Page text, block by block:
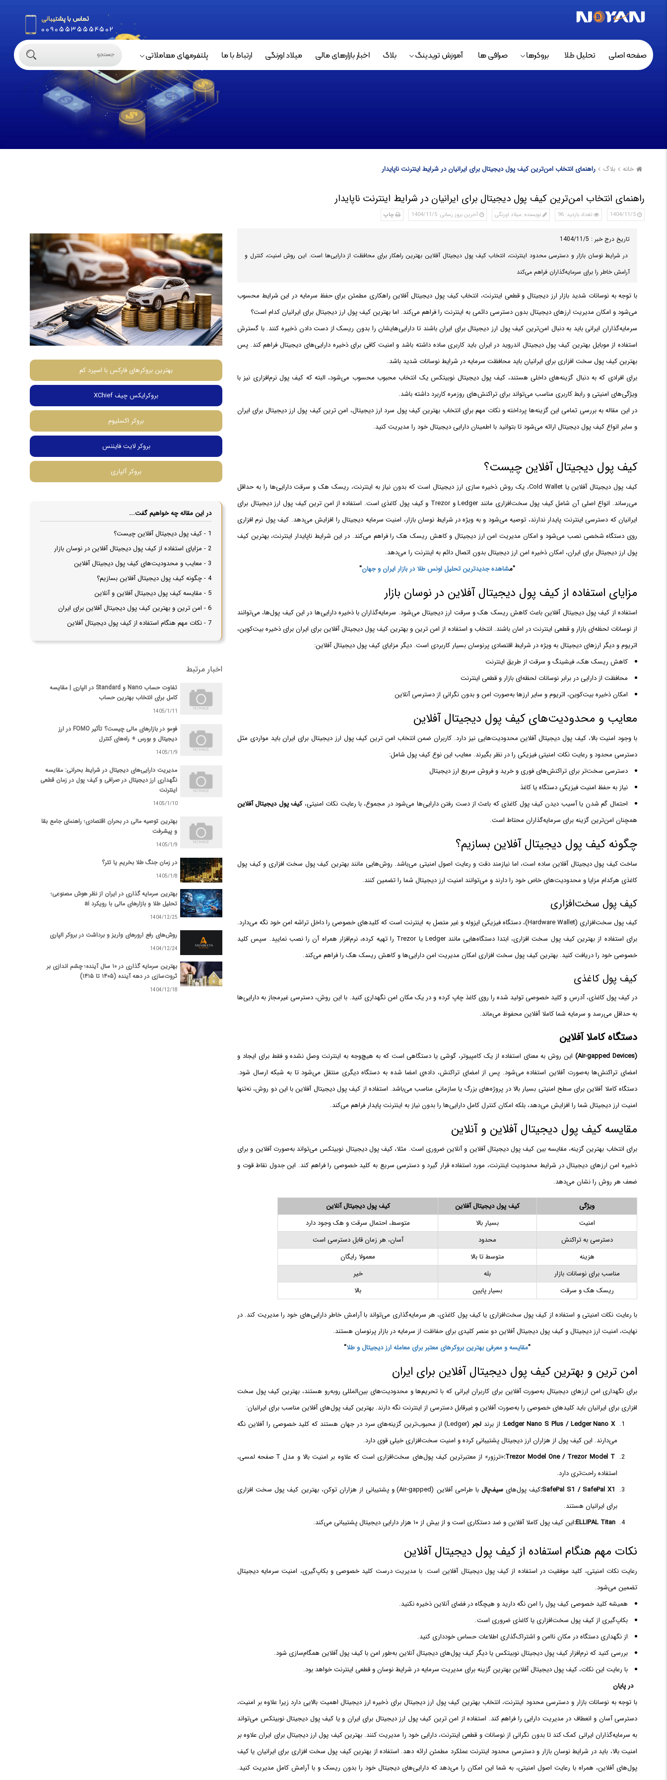
تماس با پشتیبانی
00905535554502
صفحه اصلی تحلیل طلا بروکرها صرافی ها آموزش تریدینگ بلاگ اخبار بازارهای مالی میلاد اورنگی ارتباط با ما پلتفرمهای معاملاتی
خانه بلاگ راهنمای انتخاب امن‌ترین کیف پول دیجیتال برای ایرانیان در شرایط اینترنت ناپایدار
راهنمای انتخاب امن‌ترین کیف پول دیجیتال برای ایرانیان در شرایط اینترنت ناپایدار
1404/11/5 تعداد بازدید: 96 نویسنده: میلاد اورنگی آخرین بروز رسانی: 1404/11/5 چاپ
بهترین بروکرهای فارکس با اسپرد کم
بروکرایکس چیف XChief
بروکر اکسلیوم
بروکر لایت فایننس
بروکر آلپاری
در این مقاله چه خواهیم گفت...
1 - کیف پول دیجیتال آفلاین چیست؟
2 - مزایای استفاده از کیف پول دیجیتال آفلاین در نوسان بازار
3 - معایب و محدودیت‌های کیف پول دیجیتال آفلاین
4 - چگونه کیف پول دیجیتال آفلاین بسازیم؟
5 - مقایسه کیف پول دیجیتال آفلاین و آنلاین
6 - امن ترین و بهترین کیف پول دیجیتال آفلاین برای ایران
7 - نکات مهم هنگام استفاده از کیف پول دیجیتال آفلاین
اخبار مرتبط
تفاوت حساب‌ Nano و Standard در الپاری | مقایسه
کامل برای انتخاب بهترین حساب
1405/1/11
فومو در بازارهای مالی چیست؟ تأثیر FOMO در ارز
دیجیتال و بورس + راه‌های کنترل
1405/1/9
مدیریت دارایی‌های دیجیتال در شرایط بحرانی: مقایسه
نگهداری ارز دیجیتال در صرافی و کیف پول در زمان قطعی
اینترنت
1405/1/10
بهترین توصیه مالی در بحران اقتصادی؛ راهنمای جامع بقا
و پیشرفت
1405/1/9
در زمان جنگ طلا بخریم یا تتر؟
1405/1/8
بهترین سرمایه گذاری در ایران از نظر هوش مصنوعی؛
تحلیل طلا و بازارهای مالی با رویکرد ai
1404/12/25
روش‌های رفع ارورهای واریز و برداشت در بروکر الپاری
1404/12/24
بهترین سرمایه گذاری در ۱۰ سال آینده؛ چشم اندازی بر
ثروت‌سازی در دهه آینده (۱۴۰۵ تا ۱۴۱۵)
1404/12/18
تاریخ درج خبر : 1404/11/5
در شرایط نوسان بازار و دسترسی محدود اینترنت، انتخاب کیف پول دیجیتال آفلاین بهترین راهکار برای محافظت از دارایی‌ها است. این روش امنیت، کنترل و
آرامش خاطر را برای سرمایه‌گذاران فراهم می‌کند
با توجه به نوسانات شدید بازار ارز دیجیتال و قطعی اینترنت، انتخاب کیف پول دیجیتال آفلاین راهکاری مطمئن برای حفظ سرمایه در این شرایط محسوب
می‌شود و امکان مدیریت ارزهای دیجیتال بدون دسترسی دائمی به اینترنت را فراهم می‌کند. اما بهترین کیف پول ارز دیجیتال برای ایرانیان کدام است؟
سرمایه‌گذاران ایرانی باید به دنبال امن‌ترین کیف پول ارز دیجیتال برای ایران باشند تا دارایی‌هایشان را بدون ریسک از دست دادن ذخیره کنند. با گسترش
استفاده از موبایل بهترین کیف پول دیجیتال اندروید در ایران باید کاربری ساده داشته باشد و امنیت کافی برای ذخیره دارایی‌های دیجیتال فراهم کند. پس
بهترین کیف پول سخت افزاری برای ایرانیان باید محافظت سرمایه در شرایط نوسانات شدید باشد.
برای افرادی که به دنبال گزینه‌های داخلی هستند، کیف پول دیجیتال نوبیتکس یک انتخاب محبوب محسوب می‌شود، البته که کیف پول نرم‌افزاری نیز با
ویژگی‌های امنیتی و رابط کاربری مناسب می‌تواند برای تراکنش‌های روزمره کاربرد داشته باشد.
در این مقاله به بررسی تمامی این گزینه‌ها پرداخته و نکات مهم برای انتخاب بهترین کیف پول سرد ارز دیجیتال، امن‌ ترین کیف پول ارز دیجیتال برای ایران
و سایر انواع کیف پول دیجیتال ارائه می‌شود تا بتوانید با اطمینان دارایی دیجیتال خود را مدیریت کنید.
کیف پول دیجیتال آفلاین چیست؟
کیف پول دیجیتال آفلاین یا Cold Wallet، یک روش ذخیره سازی ارز دیجیتال است که بدون نیاز به اینترنت، ریسک هک و سرقت دارایی‌ها را به حداقل
می‌رساند. انواع اصلی آن شامل کیف پول سخت‌افزاری مانند Ledger و Trezor و کیف پول کاغذی است. استفاده از امن ترین کیف پول ارز دیجیتال برای
ایرانیان که دسترسی اینترنت پایدار ندارند، توصیه می‌شود و به ویژه در شرایط نوسان بازار، امنیت سرمایه دیجیتال را افزایش می‌دهد. کیف پول نرم افزاری
روی دستگاه شخصی نصب می‌شود و امکان مدیریت امن ارز دیجیتال و کاهش ریسک هک را فراهم می‌کند. در این شرایط ناپایدار اینترنت، بهترین کیف
پول ارز دیجیتال برای ایران، امکان ذخیره امن ارز دیجیتال بدون اتصال دائم به اینترنت را می‌دهد.
"مشاهده جدیدترین تحلیل اونس طلا در بازار ایران و جهان"
مزایای استفاده از کیف پول دیجیتال آفلاین در نوسان بازار
استفاده از کیف پول دیجیتال آفلاین باعث کاهش ریسک هک و سرقت ارز دیجیتال می‌شود. سرمایه‌گذاران با ذخیره دارایی‌ها در این کیف پول‌ها، می‌توانند
از نوسانات لحظه‌ای بازار و قطعی اینترنت در امان باشند. انتخاب و استفاده از امن ترین و بهترین کیف پول دیجیتال آفلاین برای ایران برای ذخیره بیت‌کوین،
اتریوم و دیگر ارزهای دیجیتال به ویژه در شرایط اقتصادی پرنوسان بسیار کاربردی است. دیگر مزایای کیف پول دیجیتال آفلاین:
کاهش ریسک هک، فیشینگ و سرقت از طریق اینترنت
محافظت از دارایی در برابر نوسانات لحظه‌ای بازار و قطعی اینترنت
امکان ذخیره بیت‌کوین، اتریوم و سایر ارزها به‌صورت امن و بدون نگرانی از دسترسی آنلاین
معایب و محدودیت‌های کیف پول دیجیتال آفلاین
با وجود امنیت بالا، کیف پول دیجیتال آفلاین محدودیت‌هایی نیز دارد. کاربران ضمن انتخاب امن ترین کیف پول ارز دیجیتال برای ایران باید مواردی مثل
دسترسی محدود و رعایت نکات امنیتی فیزیکی را در نظر بگیرند. معایب این نوع کیف پول شامل:
دسترسی سخت‌تر برای تراکنش‌های فوری و خرید و فروش سریع ارز دیجیتال
نیاز به حفظ امنیت فیزیکی دستگاه یا کاغذ
احتمال گم شدن یا آسیب دیدن کیف پول کاغذی که باعث از دست رفتن دارایی‌ها می‌شود در مجموع، با رعایت نکات امنیتی،کیف پول دیجیتال آفلاین
همچنان امن‌ترین گزینه برای سرمایه‌گذاران محتاط است.
چگونه کیف پول دیجیتال آفلاین بسازیم؟
ساخت کیف پول دیجیتال آفلاین ساده است، اما نیازمند دقت و رعایت اصول امنیتی می‌باشد. روش‌هایی مانند بهترین کیف پول سخت افزاری و کیف پول
کاغذی هرکدام مزایا و محدودیت‌های خاص خود را دارند و می‌توانند امنیت ارز دیجیتال شما را تضمین کنند.
کیف پول سخت‌افزاری
کیف پول سخت‌افزاری (Hardware Wallet)، دستگاه فیزیکی ایزوله و غیر متصل به اینترنت است که کلیدهای خصوصی را داخل تراشه امن خود نگه می‌دارد.
برای استفاده از بهترین کیف پول سخت افزاری، ابتدا دستگاه‌هایی مانند Ledger یا Trezor را تهیه کرده، نرم‌افزار همراه آن را نصب نمایید. سپس کلید
خصوصی خود را دریافت کنید. بهترین کیف پول سخت افزاری امکان مدیریت امن دارایی‌ها و کاهش ریسک هک را فراهم می‌کند.
کیف پول کاغذی
در کیف پول کاغذی، آدرس و کلید خصوصی تولید شده را روی کاغذ چاپ کرده و در یک مکان امن نگهداری کنید. با این روش، دسترسی غیرمجاز به دارایی‌ها
به حداقل می‌رسد و سرمایه شما کاملا آفلاین محفوظ می‌ماند.
دستگاه کاملا آفلاین
(Air‑gapped Devices)
این روش به معنای استفاده از یک کامپیوتر، گوشی یا دستگاهی است که به هیچ‌وجه به اینترنت وصل نشده و فقط برای ایجاد و
امضای تراکنش‌ها به‌صورت آفلاین استفاده می‌شود. پس از امضای تراکنش، داده‌ی امضا شده به دستگاه دیگری منتقل می‌شود تا به شبکه ارسال شود.
دستگاه کاملا آفلاین برای سطح امنیتی بسیار بالا در پروژه‌های بزرگ یا سازمانی مناسب می‌باشد. استفاده از کیف پول دیجیتال آفلاین با این دو روش، نه‌تنها
امنیت ارز دیجیتال شما را افزایش می‌دهد، بلکه امکان کنترل کامل دارایی‌ها را بدون نیاز به اینترنت پایدار فراهم می‌کند.
مقایسه کیف پول دیجیتال آفلاین و آنلاین
برای انتخاب بهترین گزینه، مقایسه بین کیف پول دیجیتال آفلاین و آنلاین ضروری است. مثلا، کیف پول دیجیتال نوبیتکس می‌تواند به‌صورت آفلاین و برای
ذخیره امن ارزهای دیجیتال در شرایط محدودیت اینترنت، مورد استفاده قرار گیرد و دسترسی سریع به کلید خصوصی را فراهم کند. این جدول نقاط قوت و
ضعف هر روش را نشان می‌دهد.
ویژگی کیف پول دیجیتال آفلاین
کیف پول دیجیتال آنلاین
امنیت
بسیار بالا
متوسط، احتمال سرقت و هک وجود دارد
دسترسی به تراکنش
محدود
آسان، هر زمان قابل دسترسی است
هزینه
متوسط تا بالا
معمولا رایگان
مناسب برای نوسانات بازار
بله
خیر
ریسک هک و سرقت
بسیار پایین بالا
با رعایت نکات امنیتی و استفاده از کیف پول سخت‌افزاری یا کیف پول کاغذی، هر سرمایه‌گذاری می‌تواند با آرامش خاطر دارایی‌های خود را مدیریت کند. در
نهایت، امنیت ارز دیجیتال و کیف پول دیجیتال آفلاین دو عنصر کلیدی برای حفاظت از سرمایه در بازار پرنوسان هستند.
"مقایسه و معرفی بهترین بروکرهای معتبر برای معامله ارز دیجیتال و طلا"
امن ترین و بهترین کیف پول دیجیتال آفلاین برای ایران
برای نگهداری امن ارزهای دیجیتال به‌صورت آفلاین برای کاربران ایرانی که با تحریم‌ها و محدودیت‌های بین‌المللی روبه‌رو هستند، بهترین کیف پول سخت
افزاری برای ایرانیان باید کلیدهای خصوصی را به‌صورت آفلاین و غیرقابل دسترسی از اینترنت نگه دارند. بهترین کیف پول‌های آفلاین مناسب برای ایرانیان:
Ledger Nano S Plus / Ledger Nano X:
از برندلجر
(Ledger) از محبوب‌ترین گزینه‌های سرد در جهان هستند که کلید خصوصی را آفلاین نگه
می‌دارند. این کیف پول از هزاران ارز دیجیتال پشتیبانی کرده و امنیت سخت‌افزاری خیلی قوی دارد.
Trezor Model One / Trezor Model T:
«ترزور» از معتبرترین کیف پول‌های سخت‌افزاری است که علاوه بر امنیت بالا و مدل T صفحه لمسی،
استفاده‌ راحت‌تری دارد.
کیف پول‌هایسیف‌پال
با طراحی آفلاین (Air‑gapped) و پشتیبانی از هزاران توکن، بهترین کیف پول سخت افزاری
برای ایرانیان هستند.
این کیف پول کاملا آفلاین و ضد دستکاری است و از بیش از ۱۰ هزار دارایی دیجیتال پشتیبانی می‌کند.
نکات مهم هنگام استفاده از کیف پول دیجیتال آفلاین
رعایت نکات امنیتی، کلید موفقیت در استفاده از کیف پول دیجیتال آفلاین است. با مدیریت درست کلید خصوصی و بکاپ‌گیری، امنیت سرمایه دیجیتال
تضمین می‌شود.
همیشه کلید خصوصی کیف پول را امن نگه دارید و هیچگاه در فضای آنلاین ذخیره نکنید.
بکاپ‌گیری از کیف پول سخت‌افزاری یا کاغذی ضروری است.
از نگهداری دستگاه در مکان ناامن و اشتراک‌گذاری اطلاعات حساس خودداری کنید.
بررسی کنید که نرم‌افزار کیف پول دیجیتال نوبیتکس یا دیگر کیف پول‌های دیجیتال آنلاین به‌طور امن با کیف پول آفلاین همگام‌سازی شود.
با رعایت این نکات، کیف پول دیجیتال آفلاین بهترین گزینه برای مدیریت سرمایه در شرایط نوسان و قطعی اینترنت خواهد بود.
در پایان
با توجه به نوسانات بازار و دسترسی محدود اینترنت، انتخاب بهترین کیف پول ارز دیجیتال برای ذخیره ارز دیجیتال اهمیت بالایی دارد زیرا علاوه بر امنیت،
دسترسی آسان و انعطاف در مدیریت دارایی را فراهم کند. استفاده از امن ترین کیف پول ارز دیجیتال برای ایران و یا کیف پول دیجیتال نوبیتکس می‌تواند
به سرمایه‌گذاران ایرانی کمک کند تا بدون نگرانی از نوسانات و قطعی اینترنت، دارایی خود را مدیریت کنند. بهترین کیف پول ارز دیجیتال برای ایران علاوه بر
امنیت بالا، باید در شرایط نوسان بازار و دسترسی محدود اینترنت عملکرد مطمئن ارائه دهد. استفاده از بهترین کیف پول سخت افزاری برای ایرانیان یا کیف
پول‌های آفلاین، همراه با رعایت اصول امنیتی، به شما این امکان را می‌دهد که دارایی‌های دیجیتال خود را بدون ریسک و با آرامش کامل مدیریت کنید.